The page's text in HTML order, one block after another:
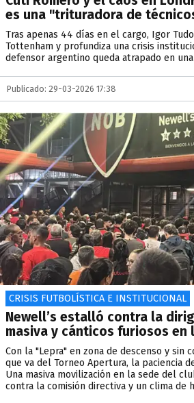
es una "trituradora de
Tras apenas 44 días en el cargo, Igor
Tottenham y profundiza una crisis
defensor argentino queda atrapado en
Publicado: 29-03-2026 17:38
CRISIS FUTBOLÍSTICA E INSTITUCIONAL
Newell’s estalló contra la
masiva y cánticos furiosos en
Con la "Lepra" en zona de descenso y sin
que va del Torneo Apertura, la paciencia
Una masiva movilización en la sede del
contra la comisión directiva y un clima de